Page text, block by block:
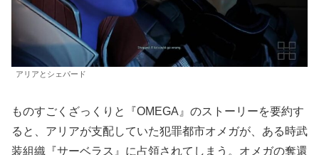
アリアとシェパード
ものすごくざっくりと『OMEGA』のストーリーを要約す
ると、アリアが支配していた犯罪都市オメガが、ある時武
装組織『サーベラス』に占領されてしまう。オメガの奪還